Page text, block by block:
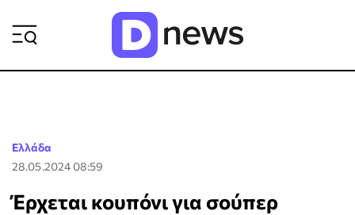
Ελλάδα
28.05.2024 08:59
Έρχεται κουπόνι για σούπερ